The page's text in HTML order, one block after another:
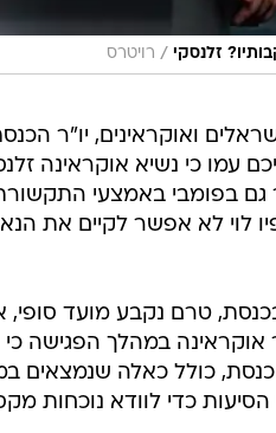
זלנסקי / רויטרס
ואוקראינים, יו"ר
עמו כי נשיא אוקראינה
גם בפומבי באמצעי
לוי לא אפשר לקיים את
טרם נקבע מועד סופי,
אוקראינה במהלך הפגישה
כולל כאלה שנמצאים
כדי לוודא נוכחות